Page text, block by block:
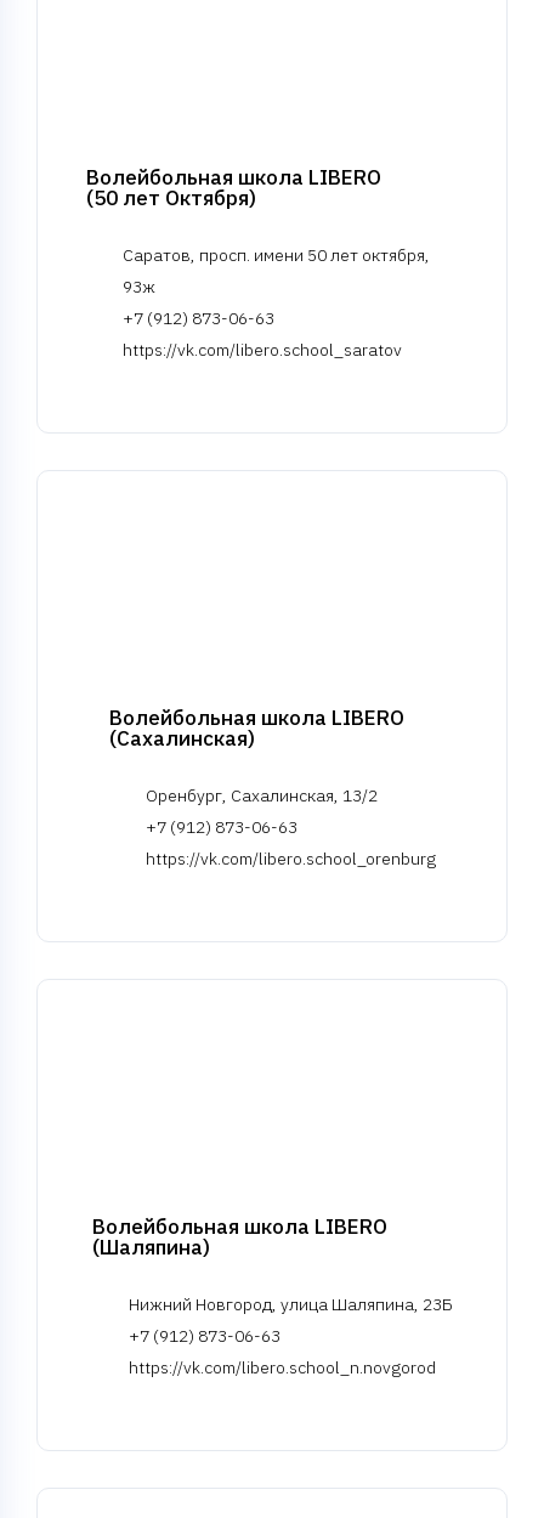
Волейбольная школа LIBERO
(50 лет Октября)
Саратов, просп. имени 50 лет октября,
93ж
+7 (912) 873-06-63
https://vk.com/libero.school_saratov
Волейбольная школа LIBERO
(Сахалинская)
Оренбург, Сахалинская, 13/2
+7 (912) 873-06-63
https://vk.com/libero.school_orenburg
Волейбольная школа LIBERO
(Шаляпина)
Нижний Новгород, улица Шаляпина, 23Б
+7 (912) 873-06-63
https://vk.com/libero.school_n.novgorod